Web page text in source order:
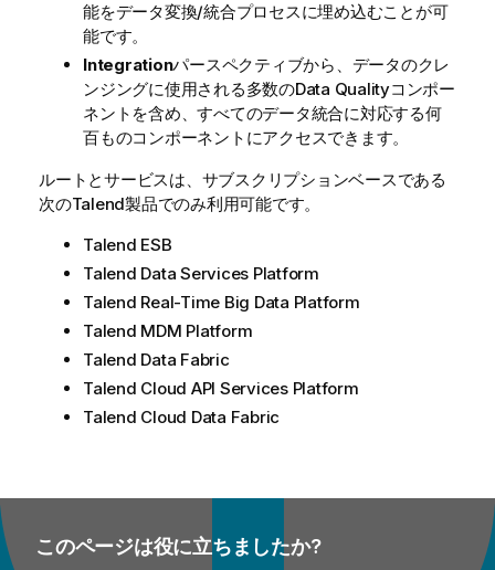
能をデータ変換/統合プロセスに埋め込むことが可
能です。
Integrationパースペクティブから、データのクレ
ンジングに使用される多数のData Qualityコンポー
ネントを含め、すべてのデータ統合に対応する何
百ものコンポーネントにアクセスできます。
ルートとサービスは、サブスクリプションベースである
次のTalend製品でのみ利用可能です。
Talend ESB
Talend Data Services Platform
Talend Real-Time Big Data Platform
Talend MDM Platform
Talend Data Fabric
Talend Cloud API Services Platform
Talend Cloud Data Fabric
このページは役に立ちましたか?